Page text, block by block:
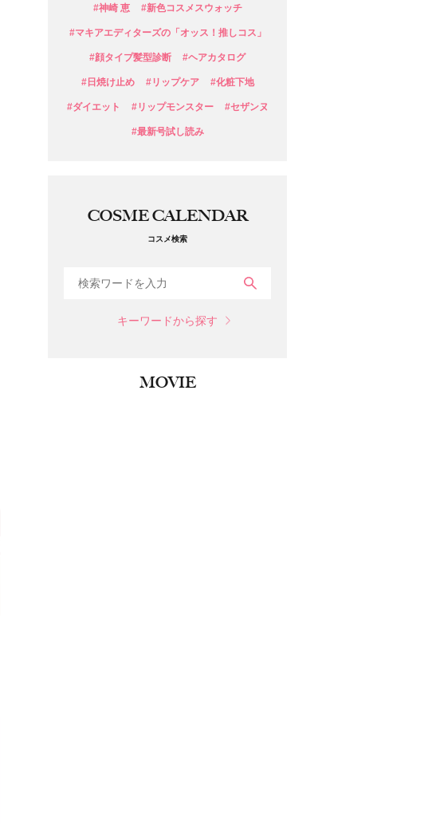
#神崎 恵 #新色コスメスウォッチ
#マキアエディターズの「オッス！推しコス」
#顔タイプ髪型診断 #ヘアカタログ
#日焼け止め #リップケア #化粧下地
#ダイエット #リップモンスター #セザンヌ
#最新号試し読み
COSME CALENDAR
コスメ検索
キーワードから探す
MOVIE